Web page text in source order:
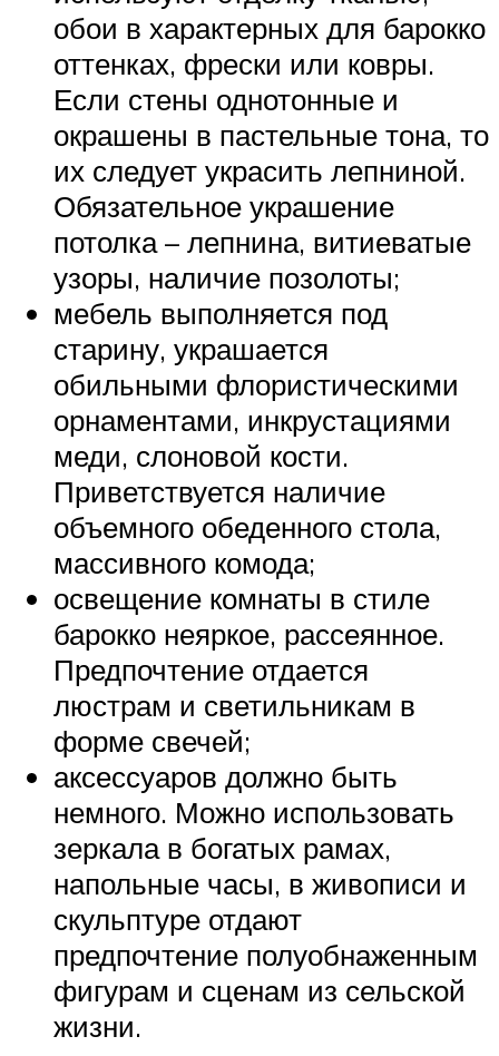
обои в характерных для барокко
оттенках, фрески или ковры.
Если стены однотонные и
окрашены в пастельные тона, то
их следует украсить лепниной.
Обязательное украшение
потолка – лепнина, витиеватые
узоры, наличие позолоты;
мебель выполняется под
старину, украшается
обильными флористическими
орнаментами, инкрустациями
меди, слоновой кости.
Приветствуется наличие
объемного обеденного стола,
массивного комода;
освещение комнаты в стиле
барокко неяркое, рассеянное.
Предпочтение отдается
люстрам и светильникам в
форме свечей;
аксессуаров должно быть
немного. Можно использовать
зеркала в богатых рамах,
напольные часы, в живописи и
скульптуре отдают
предпочтение полуобнаженным
фигурам и сценам из сельской
жизни.